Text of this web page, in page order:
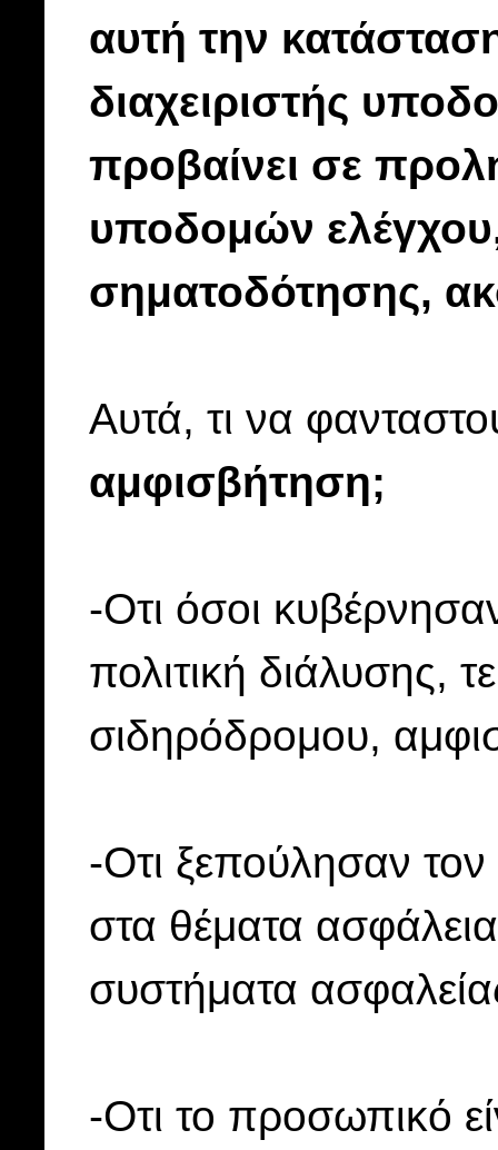
αυτή την
διαχειριστής
προβαίνει σε
υποδομών ελέγχου,
σηματοδότησης,
Αυτά, τι να
αμφισβήτηση;
-Οτι όσοι
πολιτική διάλυσης,
σιδηρόδρομου,
-Οτι ξεπούλησαν τον
στα θέματα
συστήματα
-Οτι το προσωπικό